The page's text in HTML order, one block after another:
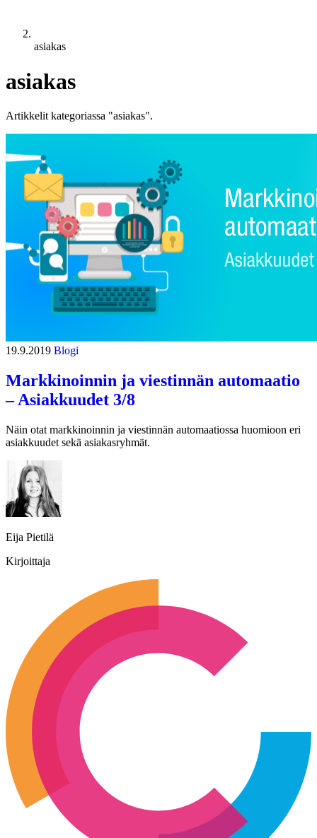
asiakas
asiakas
Artikkelit kategoriassa "asiakas".
19.9.2019 Blogi
Markkinoinnin ja viestinnän automaatio
– Asiakkuudet 3/8
Näin otat markkinoinnin ja viestinnän automaatiossa huomioon eri
asiakkuudet sekä asiakasryhmät.
Eija Pietilä
Kirjoittaja